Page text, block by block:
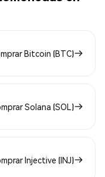
Bitcoin (BTC)
Solana (SOL)
Injective (INJ)